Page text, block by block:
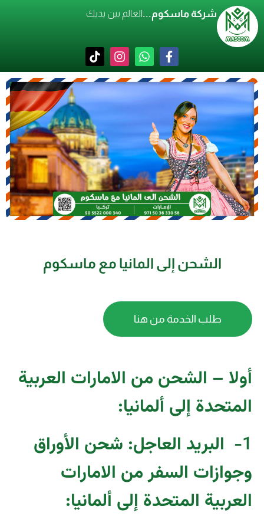
شركة ماسكوم...العالم بين يديك
الشحن إلى المانيا مع ماسكوم
طلب الخدمة من هنا
أولا – الشحن من الامارات العربية
المتحدة إلى ألمانيا:
1-
البريد العاجل: شحن الأوراق
وجوازات السفر من الامارات
العربية المتحدة إلى ألمانيا: